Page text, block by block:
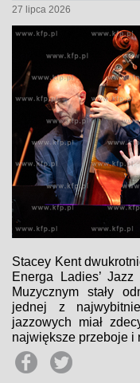
27 lipca 2026
Stacey Kent
Energa Ladies’
Muzycznym stały
jednej z
jazzowych miał
największe przeboje i